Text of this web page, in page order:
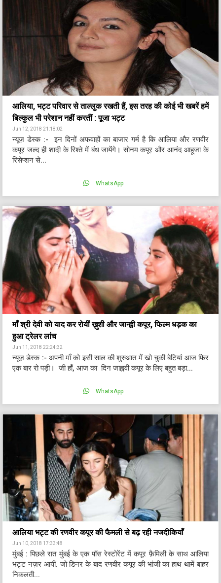
आलिया, भट्ट परिवार से ताल्लुक रखती हैं, इस तरह की कोई भी खबरें हमें
बिल्कुल भी परेशान नहीं करतीं : पूजा भट्ट
Jun 12, 2018 21:18:02
न्यूज़ डेस्क :- इन दिनों अफवाहों का बाजार गर्म है कि आलिया और रणवीर
कपूर जल्द ही शादी के रिश्ते में बंध जायेंगे। सोनम कपूर और आनंद आहूजा के
रिसेप्शन से...
WhatsApp
माँ श्री देवी को याद कर रोयीं ख़ुशी और जान्ह्वी कपूर, फिल्म धड़क का
हुआ ट्रेलर लांच
Jun 11, 2018 22:24:32
न्यूज़ डेस्क :- अपनी माँ को इसी साल की शुरुआत में खो चुकी बेटियां आज फिर
एक बार रो पड़ी। जी हाँ, आज का दिन जाह्नवी कपूर के लिए बहुत बड़ा...
WhatsApp
आलिया भट्ट की रणवीर कपूर की फैमली से बढ़ रही नजदीकियाँ
Jun 10, 2018 17:33:48
मुंबई : पिछले रात मुंबई के एक पॉस रेस्टोरेंट में कपूर फ़ैमिली के साथ आलिया
भट्ट नज़र आयीं. जो डिनर के बाद रणवीर कपूर की भांजी का हाथ थामें बाहर
निकलती...